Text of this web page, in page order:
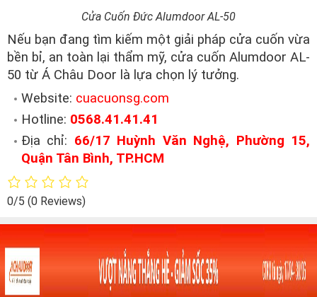
Cửa Cuốn Đức Alumdoor AL-50
Nếu bạn đang tìm kiếm một giải pháp cửa cuốn vừa
bền bỉ, an toàn lại thẩm mỹ, cửa cuốn Alumdoor AL-
50 từ Á Châu Door là lựa chọn lý tưởng.
Website: cuacuonsg.com
Hotline: 0568.41.41.41
Địa chỉ: 66/17 Huỳnh Văn Nghệ, Phường 15,
Quận Tân Bình, TP.HCM
0/5 (0 Reviews)